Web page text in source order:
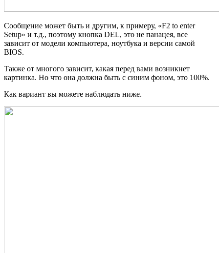
Сообщение может быть и другим, к примеру, «F2 to enter
Setup» и т.д., поэтому кнопка DEL, это не панацея, все
зависит от модели компьютера, ноутбука и версии самой
BIOS.
Также от многого зависит, какая перед вами возникнет
картинка. Но что она должна быть с синим фоном, это 100%.
Как вариант вы можете наблюдать ниже.